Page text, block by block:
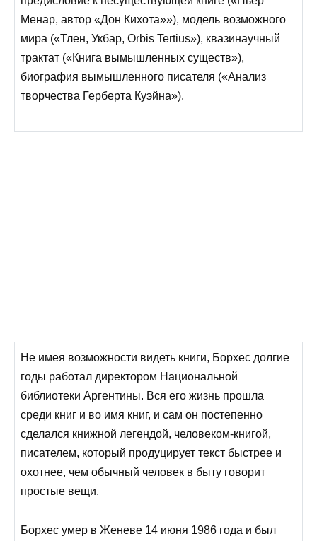
Менар, автор «Дон Кихота»»), модель возможного
мира («Тлен, Укбар, Orbis Tertius»), квазинаучный
трактат («Книга вымышленных существ»),
биография вымышленного писателя («Анализ
творчества Герберта Куэйна»).
Не имея возможности видеть книги, Борхес долгие
годы работал директором Национальной
библиотеки Аргентины. Вся его жизнь прошла
среди книг и во имя книг, и сам он постепенно
сделался книжной легендой, человеком-книгой,
писателем, который продуцирует текст быстрее и
охотнее, чем обычный человек в быту говорит
простые вещи.
Борхес умер в Женеве 14 июня 1986 года и был